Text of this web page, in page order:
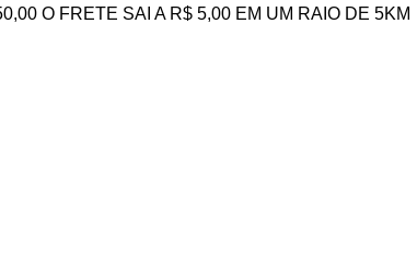
O FRETE SAI A R$ 5,00 EM UM RAIO DE 5KM